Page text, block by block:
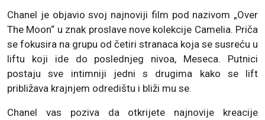
Chanel je objavio svoj najnoviji film pod nazivom „Over
The Moon“ u znak proslave nove kolekcije Camelia. Priča
se fokusira na grupu od četiri stranaca koja se susreću u
liftu koji ide do poslednjeg nivoa, Meseca. Putnici
postaju sve intimniji jedni s drugima kako se lift
približava krajnjem odredištu i bliži mu se.
Chanel vas poziva da otkrijete najnovije kreacije